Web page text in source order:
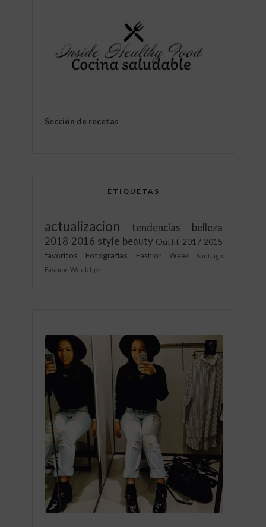
Sección de recetas
ETIQUETAS
actualizacion tendencias
belleza
2018 2016 style beauty Outfit 2017 2015
favoritos
Fotografías Fashion Week
Santiago
Fashion Week tips